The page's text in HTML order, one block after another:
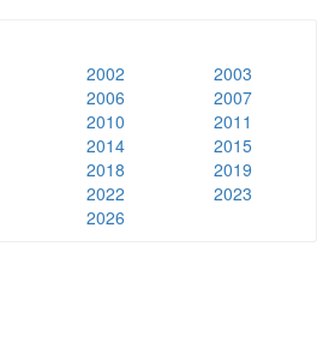
2002
2003
2006
2007
2010
2011
2014
2015
2018
2019
2022
2023
2026